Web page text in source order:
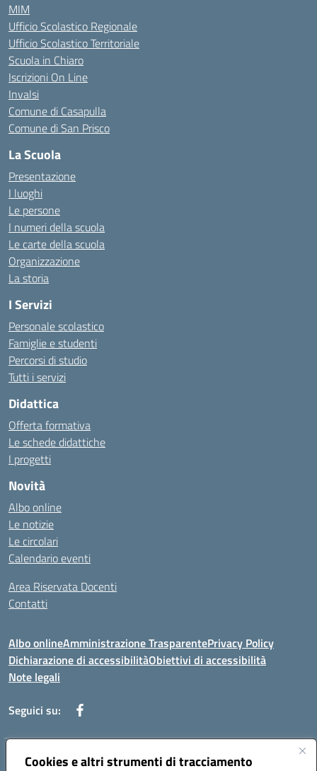
Cookies e altri strumenti di tracciamento
MIM
Ufficio Scolastico Regionale
Ufficio Scolastico Territoriale
Scuola in Chiaro
Iscrizioni On Line
Invalsi
Comune di Casapulla
Comune di San Prisco
La Scuola
Presentazione
I luoghi
Le persone
I numeri della scuola
Le carte della scuola
Organizzazione
La storia
I Servizi
Personale scolastico
Famiglie e studenti
Percorsi di studio
Tutti i servizi
Didattica
Offerta formativa
Le schede didattiche
I progetti
Novità
Albo online
Le notizie
Le circolari
Calendario eventi
Area Riservata Docenti
Contatti
Albo onlineAmministrazione TrasparentePrivacy Policy
Dichiarazione di accessibilitàObiettivi di accessibilità
Note legali
Seguici su:
Indirizzo:Via Rimembranza,33 – 81020 Casapulla (CE)